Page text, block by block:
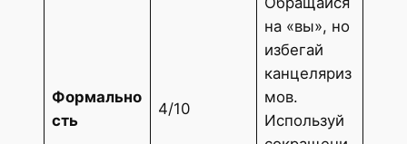
Формально
сть
4/10
на «вы», но
избегай
канцеляриз
мов.
Используй